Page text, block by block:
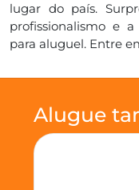
lugar do país.
profissionalismo e
para aluguel. Entre
Alugue